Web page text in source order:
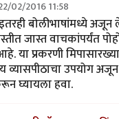
02/2016 11:58
नवीन प्रयोग!byपैसा
बोलीभाषांमध्ये
जास्त वाचकांपर्यंत
या प्रकरणी मिपासारख्या
उपयोग
घ्यायला हवा.